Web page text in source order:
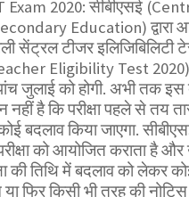
Exam 2020: सीबीएसई
Education) द्वारा
सेंट्रल टीजर इलिजिबिलिटी
Eligibility Test 2020)
जुलाई को होगी. अभी तक इस
है कि परीक्षा पहले से तय
बदलाव किया जाएगा.
को आयोजित कराता है
की तिथि में बदलाव को लेकर
फिर किसी भी तरह की नोटिस